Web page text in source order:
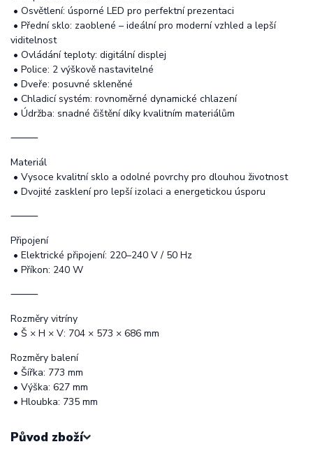
• Osvětlení: úsporné LED pro perfektní prezentaci
• Přední sklo: zaoblené – ideální pro moderní vzhled a lepší
viditelnost
• Ovládání teploty: digitální displej
• Police: 2 výškově nastavitelné
• Dveře: posuvné skleněné
• Chladicí systém: rovnoměrné dynamické chlazení
• Údržba: snadné čištění díky kvalitním materiálům
⸻
Materiál
• Vysoce kvalitní sklo a odolné povrchy pro dlouhou životnost
• Dvojité zasklení pro lepší izolaci a energetickou úsporu
⸻
Připojení
• Elektrické připojení: 220–240 V / 50 Hz
• Příkon: 240 W
⸻
Rozměry vitríny
• Š × H × V: 704 × 573 × 686 mm
Rozměry balení
• Šířka: 773 mm
• Výška: 627 mm
• Hloubka: 735 mm
Původ zboží